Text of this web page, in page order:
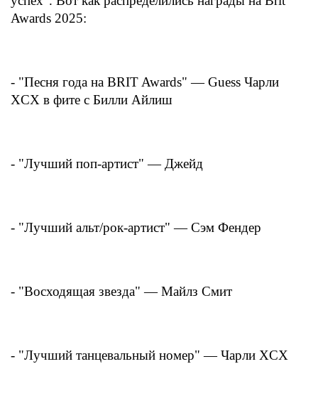
Awards 2025:
- "Песня года на BRIT Awards" — Guess Чарли
XCX в фите с Билли Айлиш
- "Лучший поп-артист" — Джейд
- "Лучший альт/рок-артист" — Сэм Фендер
- "Восходящая звезда" — Майлз Смит
- "Лучший танцевальный номер" — Чарли XCX